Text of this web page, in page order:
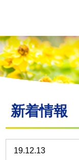
新着情報
19.12.13